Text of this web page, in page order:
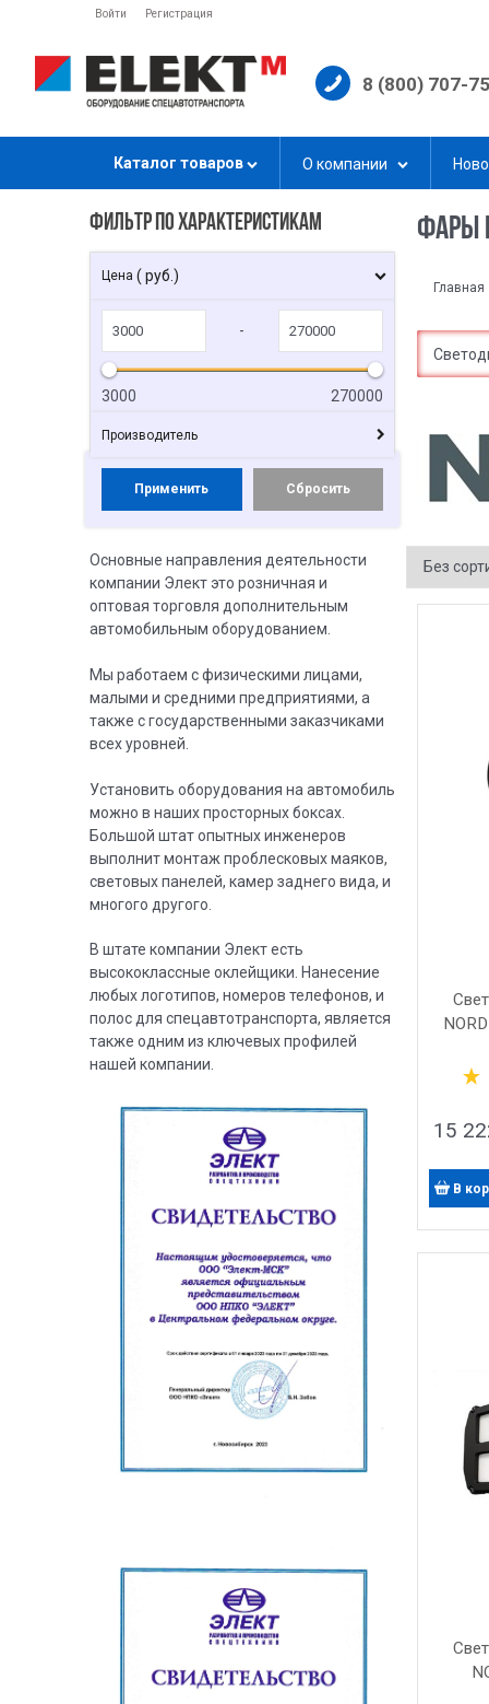
Войти Регистрация
8 (800) 707-
Каталог товаров О компании
ФИЛЬТР ПО ХАРАКТЕРИСТИКАМ
Цена ( руб.)
-
3000 270000
Производитель
Основные направления деятельности
компании Элект это розничная и
оптовая торговля дополнительным
автомобильным оборудованием.
Мы работаем с физическими лицами,
малыми и средними предприятиями, а
также с государственными заказчиками
всех уровней.
Установить оборудования на автомобиль
можно в наших просторных боксах.
Большой штат опытных инженеров
выполнит монтаж проблесковых маяков,
световых панелей, камер заднего вида, и
многого другого.
В штате компании Элект есть
высококлассные оклейщики. Нанесение
любых логотипов, номеров телефонов, и
полос для спецавтотранспорта, является
также одним из ключевых профилей
нашей компании.
ФАРЫ
Главная
15
В